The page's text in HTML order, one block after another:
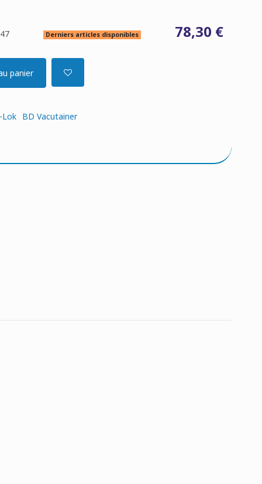
Derniers articles disponibles 78,30 €
panier
Lok BD Vacutainer